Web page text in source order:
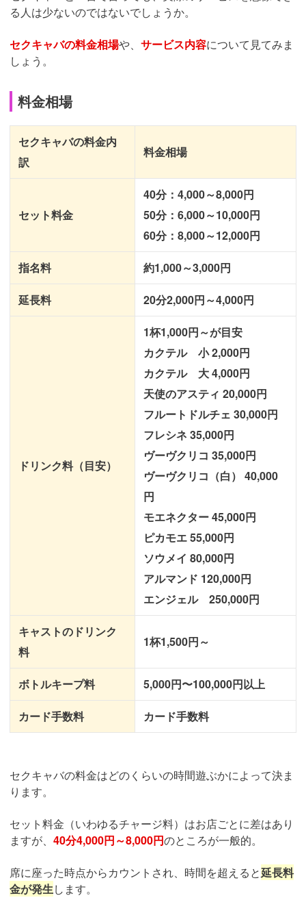
る人は少ないのではないでしょうか。
セクキャバの料金相場や、 サービス内容について見てみま
しょう。
料金相場
セクキャバの料金内
訳
料金相場
セット料金
40分：4,000～8,000円
50分：6,000～10,000円
60分：8,000～12,000円
指名料 約1,000～3,000円
延長料 20分2,000円～4,000円
ドリンク料（目安）
1杯1,000円～が目安
カクテル 小 2,000円
カクテル 大 4,000円
天使のアスティ 20,000円
フルートドルチェ 30,000円
フレシネ 35,000円
ヴーヴクリコ 35,000円
ヴーヴクリコ（白） 40,000
円
モエネクター 45,000円
ピカモエ 55,000円
ソウメイ 80,000円
アルマンド 120,000円
エンジェル 250,000円
キャストのドリンク
料
1杯1,500円～
ボトルキープ料 5,000円〜100,000円以上
カード手数料 カード手数料
セクキャバの料金はどのくらいの時間遊ぶかによって決ま
ります。
セット料金（いわゆるチャージ料）はお店ごとに差はあり
ますが、 40分4,000円～8,000円のところが一般的。
席に座った時点からカウントされ、時間を超えると延長料
金が発生します。